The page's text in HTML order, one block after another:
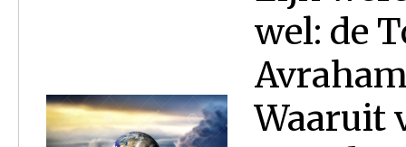
wel: de
Waaruit